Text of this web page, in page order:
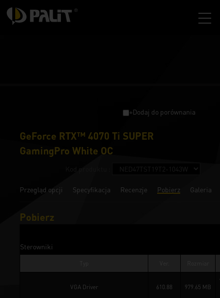
+Dodaj do porównania
GeForce RTX™ 4070 Ti SUPER
GamingPro White OC
Przegląd opcji Specyfikacja Recenzje Pobierz Galeria
Pobierz
Sterowniki
VGA Driver 610.88 979.65 MB